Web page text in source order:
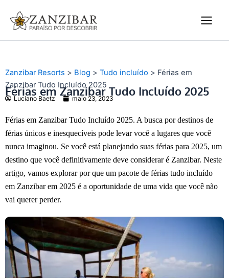
para
conteúdo
Zanzibar Resorts > Blog > Tudo incluído > Férias em
Zanzibar Tudo Incluído 2025
Férias em Zanzibar Tudo Incluído 2025
Luciano Baetz maio 23, 2023
Férias em Zanzibar Tudo Incluído 2025. A busca por destinos de
férias únicos e inesquecíveis pode levar você a lugares que você
nunca imaginou. Se você está planejando suas férias para 2025, um
destino que você definitivamente deve considerar é Zanzibar. Neste
artigo, vamos explorar por que um pacote de férias tudo incluído
em Zanzibar em 2025 é a oportunidade de uma vida que você não
vai querer perder.